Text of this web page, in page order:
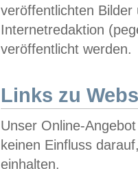
veröffentlichten
Internetredaktion
veröffentlicht werden.
Links zu
Unser Online-
keinen Einfluss
einhalten.